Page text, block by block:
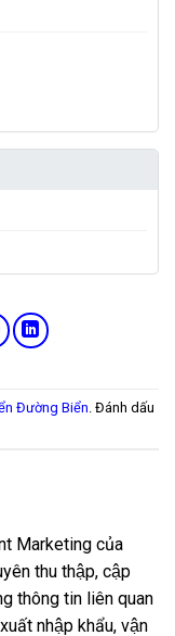
Đường Biển . Đánh dấu
Marketing của
thu thập, cập
thông tin liên quan
nhập khẩu, vận